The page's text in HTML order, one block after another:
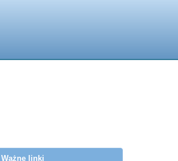
Ważne linki